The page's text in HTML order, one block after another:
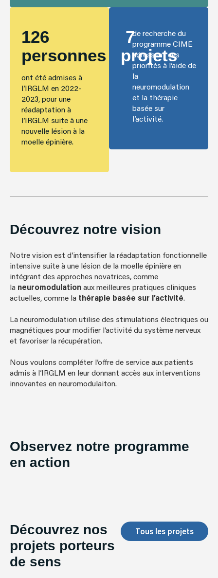
126
personnes
ont été admises à
l’IRGLM en 2022-
2023, pour une
réadaptation à
l’IRGLM suite à une
nouvelle lésion à la
moelle épinière.
7
projets
de recherche du
programme CIME
adressent ces
priorités à l’aide de
la
neuromodulation
et la thérapie
basée sur
l’activité.
Découvrez notre vision
Notre vision est d’intensifier la réadaptation fonctionnelle
intensive suite à une lésion de la moelle épinière en
intégrant des approches novatrices, comme
la neuromodulationaux meilleures pratiques cliniques
actuelles, comme la thérapie basée sur l’activité.
La neuromodulation utilise des stimulations électriques ou
magnétiques pour modifier l’activité du système nerveux
et favoriser la récupération.
Nous voulons compléter l’offre de service aux patients
admis à l’IRGLM en leur donnant accès aux interventions
innovantes en neuromodulaiton.
Observez notre programme
en action
Découvrez nos
projets porteurs
de sens
Tous les projets